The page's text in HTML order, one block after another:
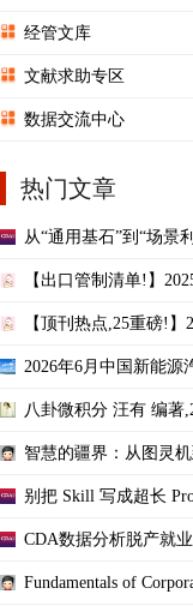
经管文库
文献求助专区
数据交流中心
热门文章
从“通用基石”到“场景
【出口管制清单!】
【顶刊热点,25重磅!】
2026年6月中国新能源
八卦微积分 汪有 编著
智慧的疆界：从图灵
别把 Skill 写成超长
CDA数据分析脱产就业
Fundamentals of